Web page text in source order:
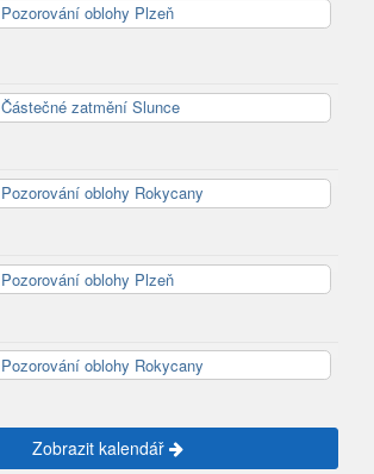
Pozorování oblohy Plzeň
Částečné zatmění Slunce
Pozorování oblohy Rokycany
Pozorování oblohy Plzeň
Pozorování oblohy Rokycany
Zobrazit kalendář